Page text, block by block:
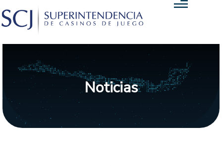
Noticias